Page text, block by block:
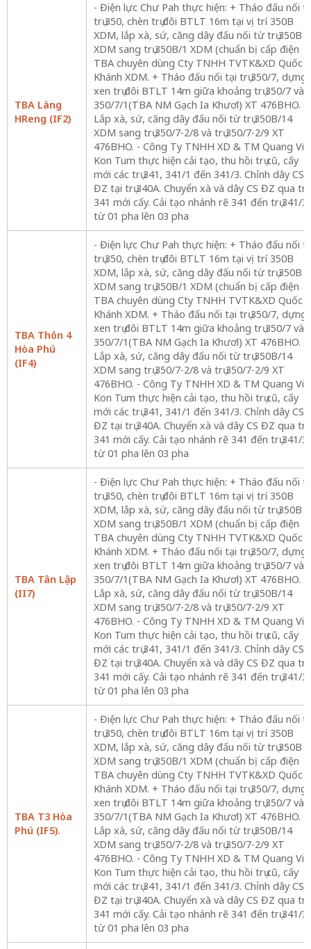
TBA Làng
HReng (IF2)
- Điện lực Chư Pah thực hiện: + Tháo đấu nối
trụ 350, chèn trụ đôi BTLT 16m tại vị trí 350B
XDM, lắp xà, sứ, căng dây đấu nối từ trụ 350B
XDM sang trụ 350B/1 XDM (chuẩn bị cấp điện
TBA chuyên dùng Cty TNHH TVTK&XD Quốc
Khánh XDM. + Tháo đấu nối tại trụ 350/7, dựng
xen trụ đôi BTLT 14m giữa khoảng trụ 350/7 và
350/7/1(TBA NM Gạch Ia Khươl) XT 476BHO. +
Lắp xà, sứ, căng dây đấu nối từ trụ 350B/14
XDM sang trụ 350/7-2/8 và trụ 350/7-2/9 XT
476BHO. - Công Ty TNHH XD & TM Quang
Kon Tum thực hiện cải tạo, thu hồi trụ cũ, cấy
mới các trụ 341, 341/1 đến 341/3. Chỉnh dây CS
ĐZ tại trụ 340A. Chuyển xà và dây CS ĐZ qua trụ
341 mới cấy. Cải tạo nhánh rẽ 341 đến trụ 341/3
từ 01 pha lên 03 pha
TBA Thôn 4
Hòa Phú
(IF4)
- Điện lực Chư Pah thực hiện: + Tháo đấu nối
trụ 350, chèn trụ đôi BTLT 16m tại vị trí 350B
XDM, lắp xà, sứ, căng dây đấu nối từ trụ 350B
XDM sang trụ 350B/1 XDM (chuẩn bị cấp điện
TBA chuyên dùng Cty TNHH TVTK&XD Quốc
Khánh XDM. + Tháo đấu nối tại trụ 350/7, dựng
xen trụ đôi BTLT 14m giữa khoảng trụ 350/7 và
350/7/1(TBA NM Gạch Ia Khươl) XT 476BHO. +
Lắp xà, sứ, căng dây đấu nối từ trụ 350B/14
XDM sang trụ 350/7-2/8 và trụ 350/7-2/9 XT
476BHO. - Công Ty TNHH XD & TM Quang
Kon Tum thực hiện cải tạo, thu hồi trụ cũ, cấy
mới các trụ 341, 341/1 đến 341/3. Chỉnh dây CS
ĐZ tại trụ 340A. Chuyển xà và dây CS ĐZ qua trụ
341 mới cấy. Cải tạo nhánh rẽ 341 đến trụ 341/3
từ 01 pha lên 03 pha
TBA Tân Lập
(II7)
- Điện lực Chư Pah thực hiện: + Tháo đấu nối
trụ 350, chèn trụ đôi BTLT 16m tại vị trí 350B
XDM, lắp xà, sứ, căng dây đấu nối từ trụ 350B
XDM sang trụ 350B/1 XDM (chuẩn bị cấp điện
TBA chuyên dùng Cty TNHH TVTK&XD Quốc
Khánh XDM. + Tháo đấu nối tại trụ 350/7, dựng
xen trụ đôi BTLT 14m giữa khoảng trụ 350/7 và
350/7/1(TBA NM Gạch Ia Khươl) XT 476BHO. +
Lắp xà, sứ, căng dây đấu nối từ trụ 350B/14
XDM sang trụ 350/7-2/8 và trụ 350/7-2/9 XT
476BHO. - Công Ty TNHH XD & TM Quang
Kon Tum thực hiện cải tạo, thu hồi trụ cũ, cấy
mới các trụ 341, 341/1 đến 341/3. Chỉnh dây CS
ĐZ tại trụ 340A. Chuyển xà và dây CS ĐZ qua trụ
341 mới cấy. Cải tạo nhánh rẽ 341 đến trụ 341/3
từ 01 pha lên 03 pha
TBA T3 Hòa
Phú (IF5).
- Điện lực Chư Pah thực hiện: + Tháo đấu nối
trụ 350, chèn trụ đôi BTLT 16m tại vị trí 350B
XDM, lắp xà, sứ, căng dây đấu nối từ trụ 350B
XDM sang trụ 350B/1 XDM (chuẩn bị cấp điện
TBA chuyên dùng Cty TNHH TVTK&XD Quốc
Khánh XDM. + Tháo đấu nối tại trụ 350/7, dựng
xen trụ đôi BTLT 14m giữa khoảng trụ 350/7 và
350/7/1(TBA NM Gạch Ia Khươl) XT 476BHO. +
Lắp xà, sứ, căng dây đấu nối từ trụ 350B/14
XDM sang trụ 350/7-2/8 và trụ 350/7-2/9 XT
476BHO. - Công Ty TNHH XD & TM Quang
Kon Tum thực hiện cải tạo, thu hồi trụ cũ, cấy
mới các trụ 341, 341/1 đến 341/3. Chỉnh dây CS
ĐZ tại trụ 340A. Chuyển xà và dây CS ĐZ qua trụ
341 mới cấy. Cải tạo nhánh rẽ 341 đến trụ 341/3
từ 01 pha lên 03 pha